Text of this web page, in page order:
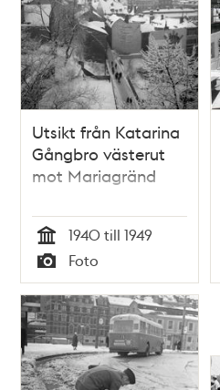
Utsikt från Katarina
Gångbro västerut
mot Mariagränd
Tid
1940 till 1949
Typ
Foto